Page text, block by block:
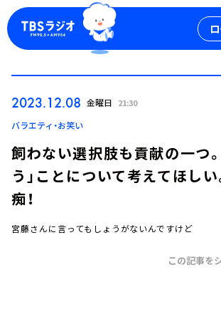
ログイン
2023.12.08 金曜日 21:30
バラエティ・お笑い
飼わない選択肢も貢献の一つ
う」ことについて考えてほし
痴！
宮藤さんに言ってもしょうがないんですけど
この記事を